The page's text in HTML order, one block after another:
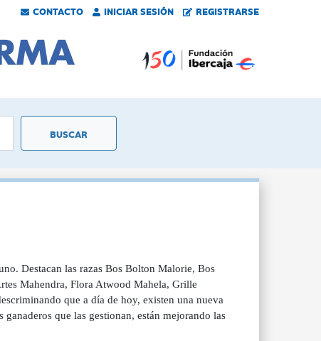
CONTACTO INICIAR SESIÓN REGISTRARSE
Destacan las razas Bos Bolton Malorie, Bos
Mahendra, Flora Atwood Mahela, Grille
que a día de hoy, existen una nueva
que las gestionan, están mejorando las